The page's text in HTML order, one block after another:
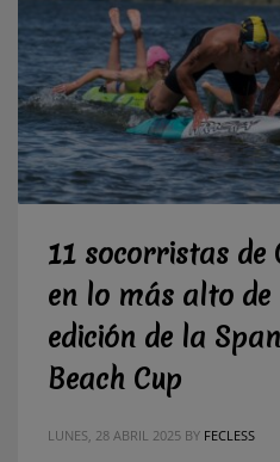
11 socorristas de
en lo más alto de
edición de la
Beach Cup
LUNES, 28 ABRIL 2025 BY FECLESS